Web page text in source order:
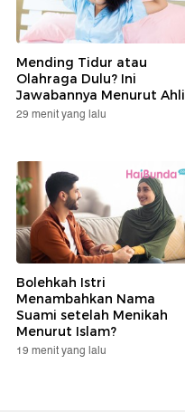
Mending Tidur atau
Olahraga Dulu? Ini
Jawabannya Menurut Ahli
29 menit yang lalu
Bolehkah Istri
Menambahkan Nama
Suami setelah Menikah
Menurut Islam?
19 menit yang lalu